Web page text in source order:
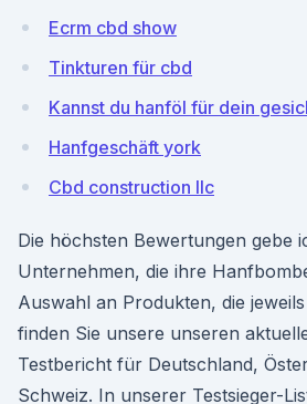
Ecrm cbd show
Tinkturen für cbd
Kannst du hanföl für dein
Hanfgeschäft york
Cbd construction llc
Die höchsten Bewertungen gebe
Unternehmen, die ihre
Auswahl an Produkten, die
finden Sie unsere unseren
Testbericht für Deutschland,
Schweiz. In unserer Testsieger-